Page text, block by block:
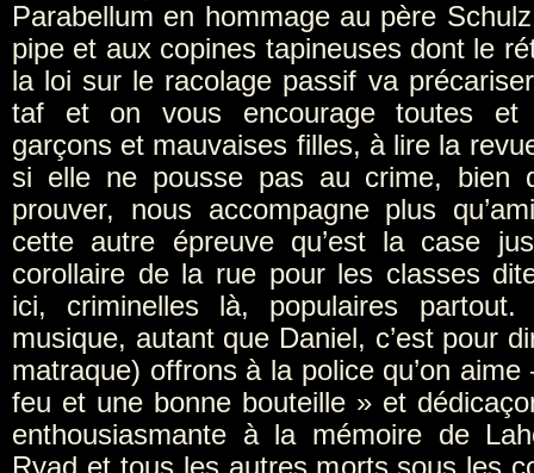
Parabellum en hommage au père
pipe et aux copines tapineuses dont le
la loi sur le racolage passif va
taf et on vous encourage toutes et
garçons et mauvaises filles, à lire la
si elle ne pousse pas au crime, bien
prouver, nous accompagne plus
cette autre épreuve qu’est la case
corollaire de la rue pour les classes
ici, criminelles là, populaires
musique, autant que Daniel, c’est pour
matraque) offrons à la police qu’on
feu et une bonne bouteille » et
enthousiasmante à la mémoire de
Ryad et tous les autres morts sous les